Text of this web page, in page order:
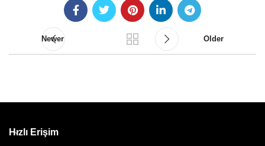
Newer Older
Hızlı Erişim